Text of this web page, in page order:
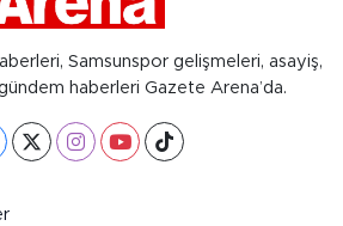
Samsunspor gelişmeleri, asayiş,
haberleri Gazete Arena’da.